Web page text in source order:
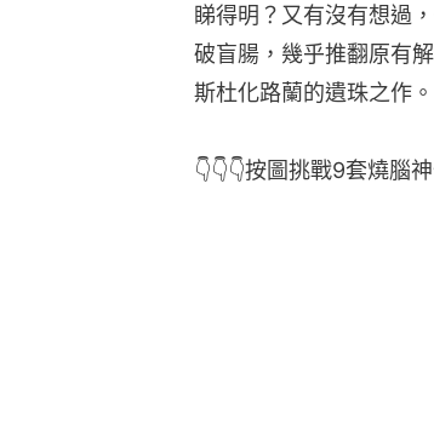
睇得明？又有沒有想過
破盲腸，幾乎推翻原有
斯杜化路蘭的遺珠之作。
👇👇👇按圖挑戰9套燒腦